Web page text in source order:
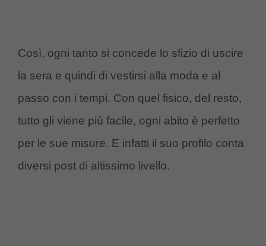
Così, ogni tanto si concede lo sfizio di uscire
la sera e quindi di vestirsi alla moda e al
passo con i tempi. Con quel fisico, del resto,
tutto gli viene più facile, ogni abito è perfetto
per le sue misure. E infatti il suo profilo conta
diversi post di altissimo livello.